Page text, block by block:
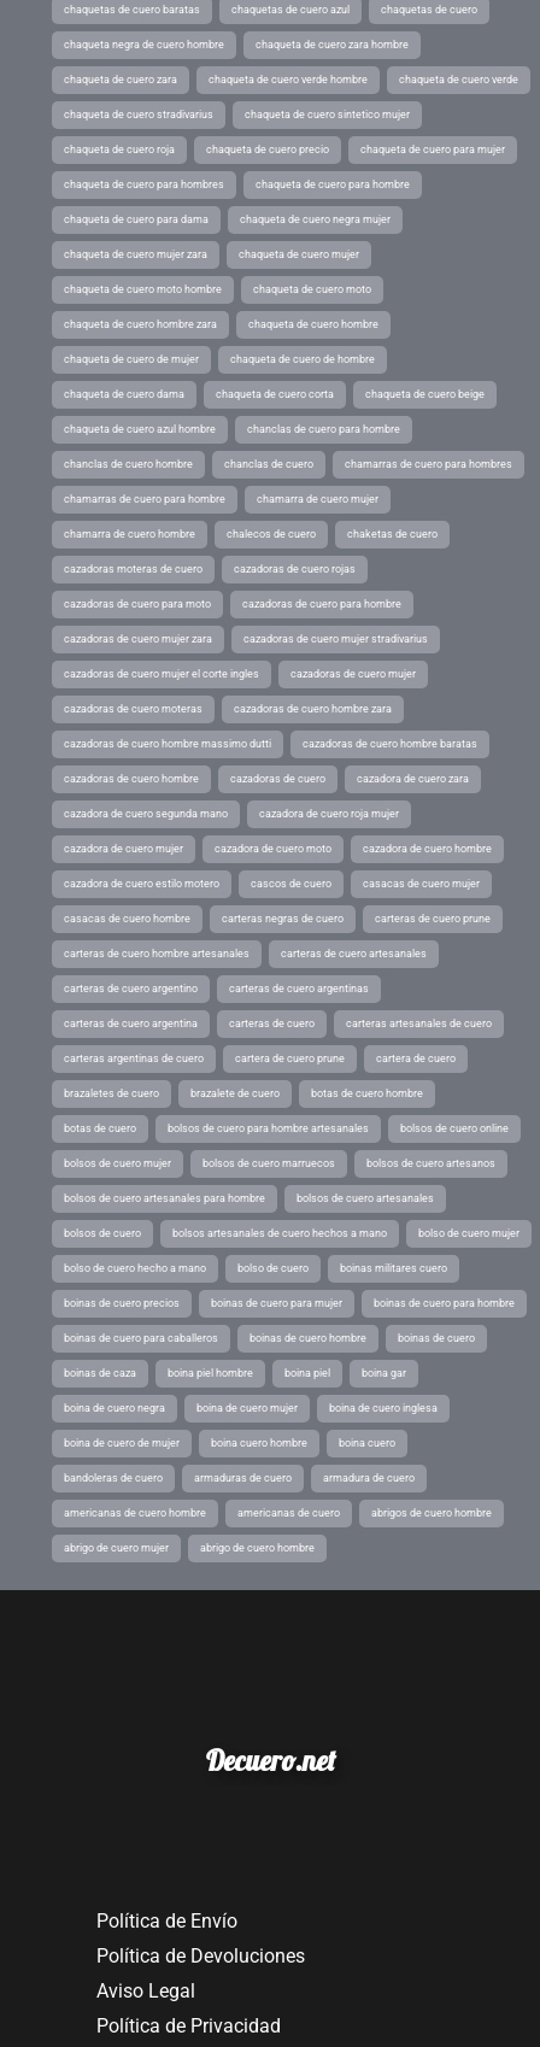
chaquetas de cuero baratas chaquetas de cuero azul chaquetas de cuero
chaqueta negra de cuero hombre chaqueta de cuero zara hombre
chaqueta de cuero zara chaqueta de cuero verde hombre chaqueta de cuero verde
chaqueta de cuero stradivarius chaqueta de cuero sintetico mujer
chaqueta de cuero roja chaqueta de cuero precio chaqueta de cuero para mujer
chaqueta de cuero para hombres chaqueta de cuero para hombre
chaqueta de cuero para dama chaqueta de cuero negra mujer
chaqueta de cuero mujer zara chaqueta de cuero mujer
chaqueta de cuero moto hombre chaqueta de cuero moto
chaqueta de cuero hombre zara chaqueta de cuero hombre
chaqueta de cuero de mujer chaqueta de cuero de hombre
chaqueta de cuero dama chaqueta de cuero corta chaqueta de cuero beige
chaqueta de cuero azul hombre chanclas de cuero para hombre
chanclas de cuero hombre chanclas de cuero chamarras de cuero para hombres
chamarras de cuero para hombre chamarra de cuero mujer
chamarra de cuero hombre chalecos de cuero chaketas de cuero
cazadoras moteras de cuero cazadoras de cuero rojas
cazadoras de cuero para moto cazadoras de cuero para hombre
cazadoras de cuero mujer zara cazadoras de cuero mujer stradivarius
cazadoras de cuero mujer el corte ingles cazadoras de cuero mujer
cazadoras de cuero moteras cazadoras de cuero hombre zara
cazadoras de cuero hombre massimo dutti cazadoras de cuero hombre baratas
cazadoras de cuero hombre cazadoras de cuero cazadora de cuero zara
cazadora de cuero segunda mano cazadora de cuero roja mujer
cazadora de cuero mujer cazadora de cuero moto cazadora de cuero hombre
cazadora de cuero estilo motero cascos de cuero casacas de cuero mujer
casacas de cuero hombre carteras negras de cuero carteras de cuero prune
carteras de cuero hombre artesanales carteras de cuero artesanales
carteras de cuero argentino carteras de cuero argentinas
carteras de cuero argentina carteras de cuero carteras artesanales de cuero
carteras argentinas de cuero cartera de cuero prune cartera de cuero
brazaletes de cuero brazalete de cuero botas de cuero hombre
botas de cuero bolsos de cuero para hombre artesanales bolsos de cuero online
bolsos de cuero mujer bolsos de cuero marruecos bolsos de cuero artesanos
bolsos de cuero artesanales para hombre bolsos de cuero artesanales
bolsos de cuero bolsos artesanales de cuero hechos a mano bolso de cuero mujer
bolso de cuero hecho a mano bolso de cuero boinas militares cuero
boinas de cuero precios boinas de cuero para mujer boinas de cuero para hombre
boinas de cuero para caballeros boinas de cuero hombre boinas de cuero
boinas de caza boina piel hombre boina piel boina gar
boina de cuero negra boina de cuero mujer boina de cuero inglesa
boina de cuero de mujer boina cuero hombre boina cuero
bandoleras de cuero armaduras de cuero armadura de cuero
americanas de cuero hombre americanas de cuero abrigos de cuero hombre
abrigo de cuero mujer abrigo de cuero hombre
Decuero.net
Política de Envío
Política de Devoluciones
Aviso Legal
Política de Privacidad